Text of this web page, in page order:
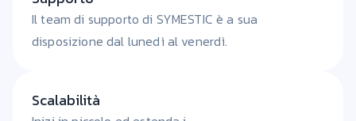
Il team di supporto di SYMESTIC è a sua
disposizione dal lunedì al venerdì.
Scalabilità